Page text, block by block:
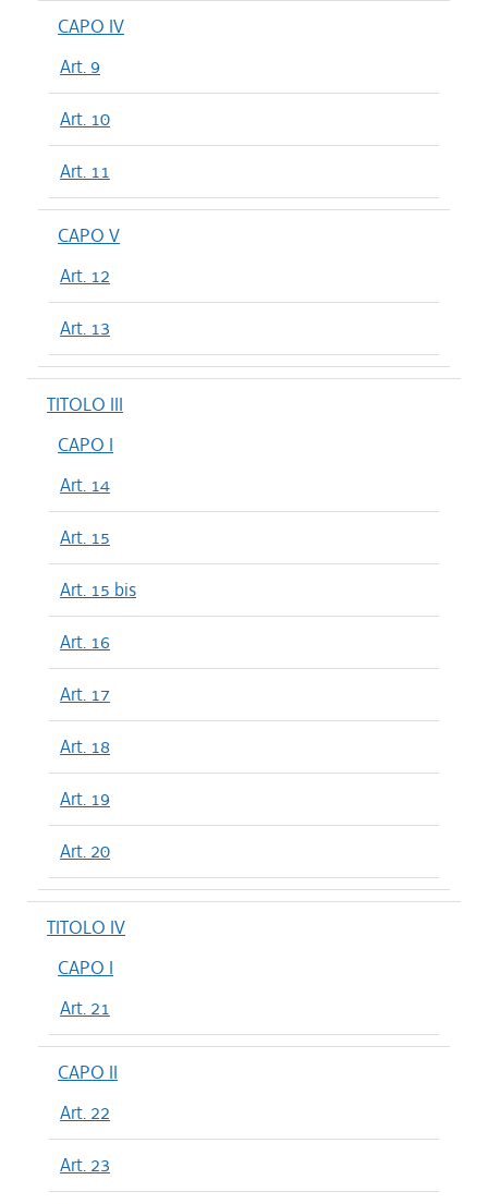
CAPO IV
Art. 9
Art. 10
Art. 11
CAPO V
Art. 12
Art. 13
TITOLO III
CAPO I
Art. 14
Art. 15
Art. 15 bis
Art. 16
Art. 17
Art. 18
Art. 19
Art. 20
TITOLO IV
CAPO I
Art. 21
CAPO II
Art. 22
Art. 23